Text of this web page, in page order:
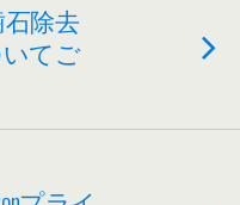
除去
てご